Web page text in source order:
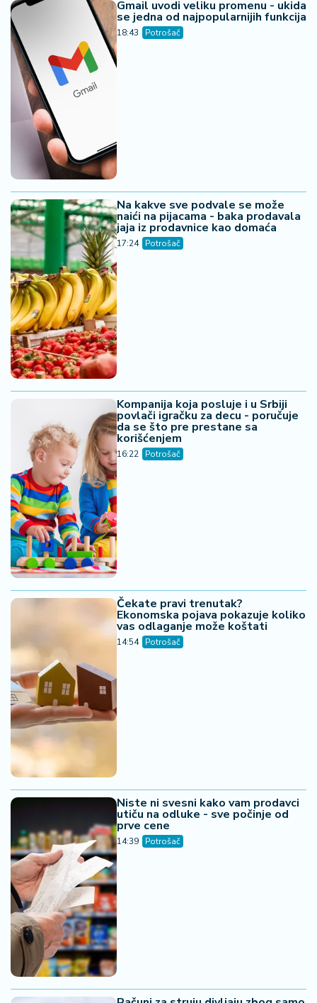
05. 08. 2026 06:45
Šta dete nasleđuje od oca, a šta od majke? Sve što
treba da znate o genetici
08. 08. 2026 02:28
Više me razume i popusti: Asmin otkrio ko je bolji
05. 08. 2026 14:12
Koliko visoku temperaturu ljudsko telo može da izdrži?
15. 07. 2026 07:44
Većina građana izgubi novac pre nego što stigne na
letovanje - ovih 7 troškova skoro niko ne planira